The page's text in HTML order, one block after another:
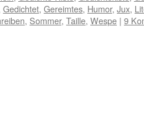
Gedichtet, Gereimtes, Humor, Jux,
, Sommer, Taille, Wespe | 9